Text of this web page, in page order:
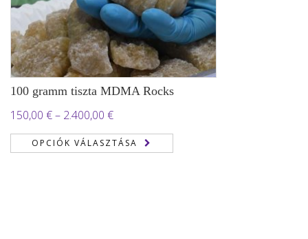
100 gramm tiszta MDMA Rocks
150,00 €– 2.400,00 €Ártartomány:
150,00 €
-
OPCIÓK VÁLASZTÁSA